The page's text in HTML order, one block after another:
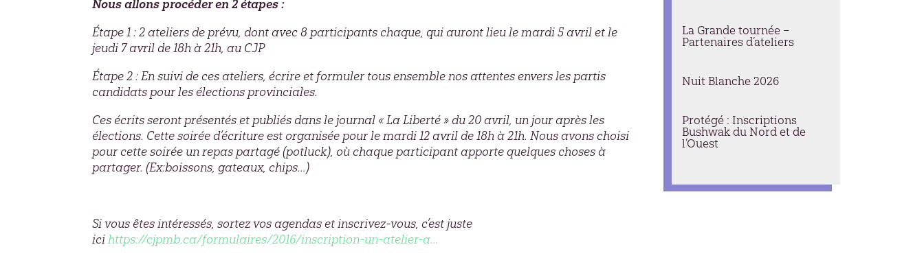
Nous allons procéder en 2 étapes :
Étape 1: 2 ateliers de prévu, dont avec 8 participants chaque, qui auront lieu le mardi 5 avril et le
jeudi 7 avril de 18h à 21h, au CJP
Étape 2: En suivi de ces ateliers, écrire et formuler tous ensemble nos attentes envers les partis
candidats pour les élections provinciales.
Ces écrits seront présentés et publiés dans le journal « La Liberté » du 20 avril, un jour après les
élections. Cette soirée d’écriture est organisée pour le mardi 12 avril de 18h à 21h. Nous avons choisi
pour cette soirée un repas partagé (potluck), où chaque participant apporte quelques choses à
partager. (Ex:boissons, gateaux, chips…)
Si vous êtes intéressés, sortez vos agendas et inscrivez-vous, c’est juste
icihttps://cjpmb.ca/formulaires/2016/inscription-un-atelier-a…
La Grande tournée –
Partenaires d’ateliers
Nuit Blanche 2026
Protégé : Inscriptions
Bushwak du Nord et de
l’Ouest